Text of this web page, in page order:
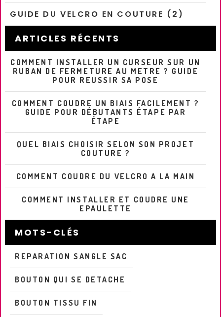
GUIDE DU VELCRO EN COUTURE (2)
ARTICLES RÉCENTS
COMMENT INSTALLER UN CURSEUR SUR UN
RUBAN DE FERMETURE AU METRE ? GUIDE
POUR REUSSIR SA POSE
COMMENT COUDRE UN BIAIS FACILEMENT ?
GUIDE POUR DÉBUTANTS ÉTAPE PAR
ÉTAPE
QUEL BIAIS CHOISIR SELON SON PROJET
COUTURE ?
COMMENT COUDRE DU VELCRO A LA MAIN
COMMENT INSTALLER ET COUDRE UNE
EPAULETTE
MOTS-CLÉS
REPARATION SANGLE SAC
BOUTON QUI SE DETACHE
BOUTON TISSU FIN